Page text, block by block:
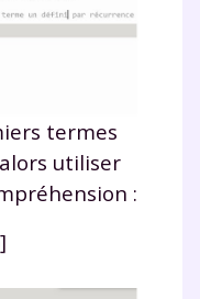
termes
utiliser
: